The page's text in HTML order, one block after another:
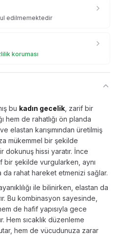
edilmemektedir
koruması
bu kadın gecelik , zarif bir
hem de rahatlığı ön planda
elastan karışımından üretilmiş
mükemmel bir şekilde
hissi yaratır. İnce
bir şekilde vurgularken, aynı
da rahat hareket etmenizi sağlar.
ile bilinirken, elastan da
Bu kombinasyon sayesinde,
de hafif yapısıyla gece
sıcaklık düzenleme
hem de vücudunuza zarar